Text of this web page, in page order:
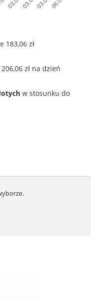
183,06 zł
zł na dzień
w stosunku do